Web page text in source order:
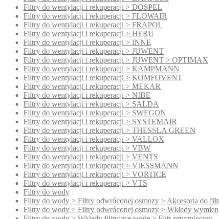
Filtry do wentylacji i rekuperacji > DOSPEL
Filtry do wentylacji i rekuperacji > FLOWAIR
Filtry do wentylacji i rekuperacji > FRAPOL
Filtry do wentylacji i rekuperacji > HERU
Filtry do wentylacji i rekuperacji > INNE
Filtry do wentylacji i rekuperacji > JUWENT
Filtry do wentylacji i rekuperacji > JUWENT > OPTIMAX
Filtry do wentylacji i rekuperacji > KAMPMANN
Filtry do wentylacji i rekuperacji > KOMFOVENT
Filtry do wentylacji i rekuperacji > MEKAR
Filtry do wentylacji i rekuperacji > NIBE
Filtry do wentylacji i rekuperacji > SALDA
Filtry do wentylacji i rekuperacji > SWEGON
Filtry do wentylacji i rekuperacji > SYSTEMAIR
Filtry do wentylacji i rekuperacji > THESSLA GREEN
Filtry do wentylacji i rekuperacji > VALLOX
Filtry do wentylacji i rekuperacji > VBW
Filtry do wentylacji i rekuperacji > VENTS
Filtry do wentylacji i rekuperacji > VIESSMANN
Filtry do wentylacji i rekuperacji > VORTICE
Filtry do wentylacji i rekuperacji > VTS
Filtry do wody
Filtry do wody > Filtry odwróconej osmozy > Akcesoria do
Filtry do wody > Filtry odwróconej osmozy > Wkłady